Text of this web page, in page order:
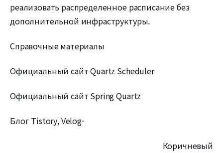
реализовать распределенное расписание без
дополнительной инфраструктуры.
Справочные материалы
Официальный сайт Quartz Scheduler
Официальный сайт Spring Quartz
Блог Tistory, Velog-
Коричневый